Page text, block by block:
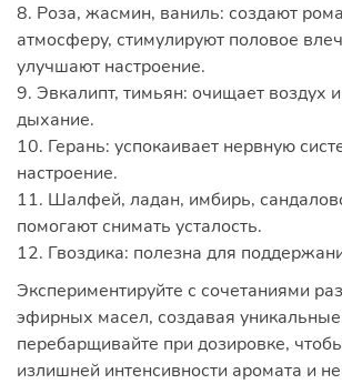
8. Роза, жасмин, ваниль: создают
атмосферу, стимулируют половое
улучшают настроение.
9. Эвкалипт, тимьян: очищает воздух
дыхание.
10. Герань: успокаивает нервную
настроение.
11. Шалфей, ладан, имбирь,
помогают снимать усталость.
12. Гвоздика: полезна для
Экспериментируйте с сочетаниями
эфирных масел, создавая
перебарщивайте при дозировке,
излишней интенсивности аромата и